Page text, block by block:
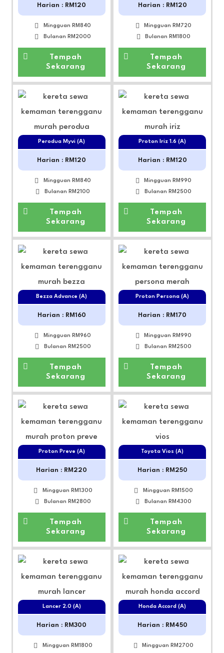
Harian : RM120
Mingguan RM840
Bulanan RM2000
Tempah
Sekarang
Harian : RM120
Mingguan RM720
Bulanan RM1800
Tempah
Sekarang
Perodua Myvi (A)
Harian : RM120
Mingguan RM840
Bulanan RM2100
Tempah
Sekarang
Proton Iriz 1.6 (A)
Harian : RM120
Mingguan RM990
Bulanan RM2500
Tempah
Sekarang
Bezza Advance (A)
Harian : RM160
Mingguan RM960
Bulanan RM2500
Tempah
Sekarang
Proton Persona (A)
Harian : RM170
Mingguan RM990
Bulanan RM2500
Tempah
Sekarang
Proton Preve (A)
Harian : RM220
Mingguan RM1300
Bulanan RM2800
Tempah
Sekarang
Toyota Vios (A)
Harian : RM250
Mingguan RM1500
Bulanan RM4300
Tempah
Sekarang
Lancer 2.0 (A)
Harian : RM300
Mingguan RM1800
Honda Accord (A)
Harian : RM450
Mingguan RM2700